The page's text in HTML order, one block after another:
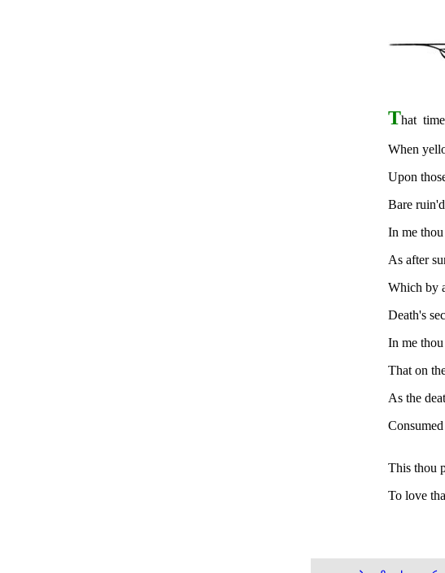
That
When
Upon
Bare
In me
As after
Which by
Death's
In me
That on
As the
This thou
To love